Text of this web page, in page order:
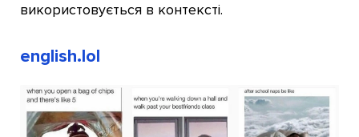
використовується в контексті.
english.lol